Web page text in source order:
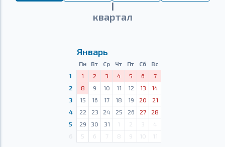
Ⅰ
квартал
Январь
Пн Вт Ср Чт Пт Сб
Вс
1
1 2 3 4 5 6
7
2
8 9 10 11 12 13
14
3
15 16 17 18 19 20
21
4
22 23 24 25 26 27
28
5
29 30 31 1 2 3
4
5 6 7 8 9 10 11